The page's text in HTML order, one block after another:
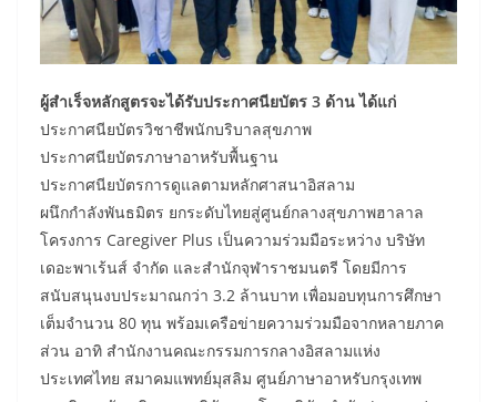
ผู้สำเร็จหลักสูตรจะได้รับประกาศนียบัตร 3 ด้าน ได้แก่
ประกาศนียบัตรวิชาชีพนักบริบาลสุขภาพ
ประกาศนียบัตรภาษาอาหรับพื้นฐาน
ประกาศนียบัตรการดูแลตามหลักศาสนาอิสลาม
ผนึกกำลังพันธมิตร ยกระดับไทยสู่ศูนย์กลางสุขภาพฮาลาล
โครงการ Caregiver Plus เป็นความร่วมมือระหว่าง บริษัท
เดอะพาเร้นส์ จำกัด และสำนักจุฬาราชมนตรี โดยมีการ
สนับสนุนงบประมาณกว่า 3.2 ล้านบาท เพื่อมอบทุนการศึกษา
เต็มจำนวน 80 ทุน พร้อมเครือข่ายความร่วมมือจากหลายภาค
ส่วน อาทิ สำนักงานคณะกรรมการกลางอิสลามแห่ง
ประเทศไทย สมาคมแพทย์มุสลิม ศูนย์ภาษาอาหรับกรุงเทพ